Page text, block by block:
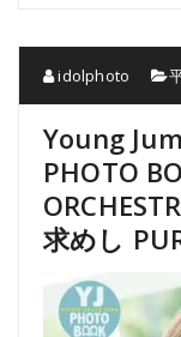
idolphoto
Young
PHOTO
求めし